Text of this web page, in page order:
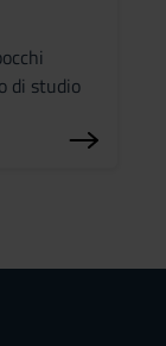
di studio